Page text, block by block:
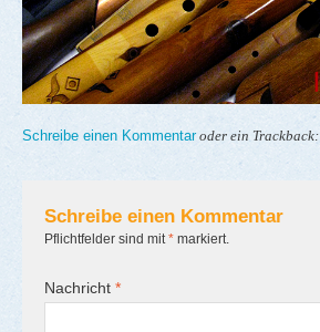
Schreibe einen Kommentaroder ein Trackback:
Schreibe einen Kommentar
Pflichtfelder sind mit * markiert.
Nachricht *